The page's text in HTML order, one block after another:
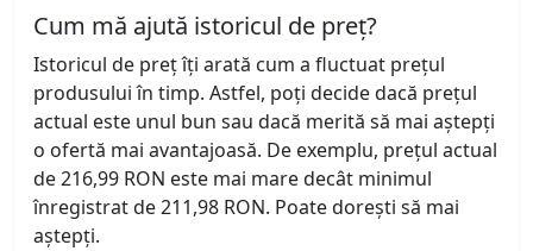
Cum mă ajută istoricul de preț?
Istoricul de preț îți arată cum a fluctuat prețul
produsului în timp. Astfel, poți decide dacă prețul
actual este unul bun sau dacă merită să mai aștepți
o ofertă mai avantajoasă. De exemplu, prețul actual
de 216,99 RON este mai mare decât minimul
înregistrat de 211,98 RON. Poate dorești să mai
aștepți.